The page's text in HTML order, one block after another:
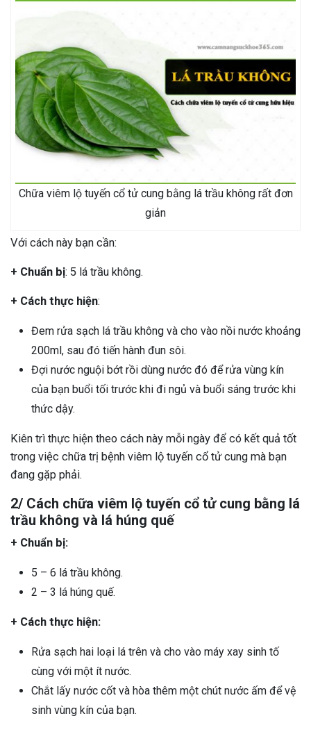
Chữa viêm lộ tuyến cổ tử cung bằng lá trầu không rất đơn
giản
Với cách này bạn cần:
+ Chuẩn bị: 5 lá trầu không.
+ Cách thực hiện:
Đem rửa sạch lá trầu không và cho vào nồi nước khoảng
200ml, sau đó tiến hành đun sôi.
Đợi nước nguội bớt rồi dùng nước đó để rửa vùng kín
của bạn buổi tối trước khi đi ngủ và buổi sáng trước khi
thức dậy.
Kiên trì thực hiện theo cách này mỗi ngày để có kết quả tốt
trong việc chữa trị bệnh viêm lộ tuyến cổ tử cung mà bạn
đang gặp phải.
2/ Cách chữa viêm lộ tuyến cổ tử cung bằng lá
trầu không và lá húng quế
+ Chuẩn bị:
5 – 6 lá trầu không.
2 – 3 lá húng quế.
+ Cách thực hiện:
Rửa sạch hai loại lá trên và cho vào máy xay sinh tố
cùng với một ít nước.
Chắt lấy nước cốt và hòa thêm một chút nước ấm để vệ
sinh vùng kín của bạn.